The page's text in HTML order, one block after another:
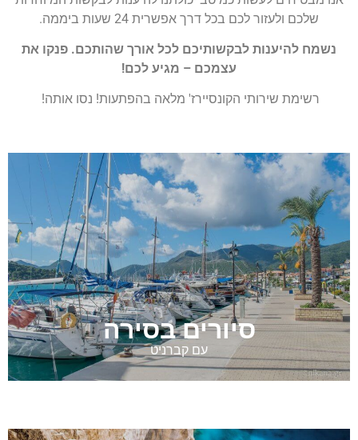
שלכם ולעזור לכם בכל דרך אפשרית 24 שעות ביממה.
נשמח להיענות לבקשותיכם לכל אורך שהותכם. פנקו את
עצמכם – מגיע לכם!
רשימת שירותי הקונסיירז' מלאה בהפתעות! נסו אותה!
סיורים בסירה
עם קברניט